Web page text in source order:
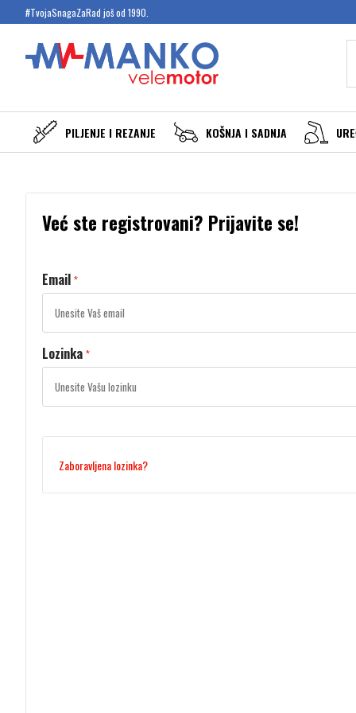
#TvojaSnagaZaRad još od 1990.
PILJENJE I REZANJE KOŠNJA I SADNJA
Već ste registrovani? Prijavite se!
Email*
Lozinka*
Zaboravljena lozinka?